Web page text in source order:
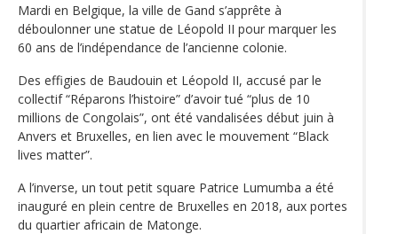
Mardi en Belgique, la ville de Gand s’apprête à
déboulonner une statue de Léopold II pour marquer les
60 ans de l’indépendance de l’ancienne colonie.
Des effigies de Baudouin et Léopold II, accusé par le
collectif “Réparons l’histoire” d’avoir tué “plus de 10
millions de Congolais”, ont été vandalisées début juin à
Anvers et Bruxelles, en lien avec le mouvement “Black
lives matter”.
A l’inverse, un tout petit square Patrice Lumumba a été
inauguré en plein centre de Bruxelles en 2018, aux portes
du quartier africain de Matonge.